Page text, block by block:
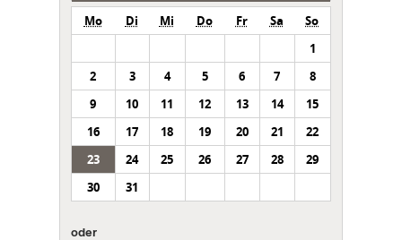
Mo Di Mi Do Fr Sa
So
1
2
3 4 5 6 7
8
9
10 11 12 13 14
15
16
17 18 19 20 21
22
23
24 25 26 27 28
29
30
31
oder